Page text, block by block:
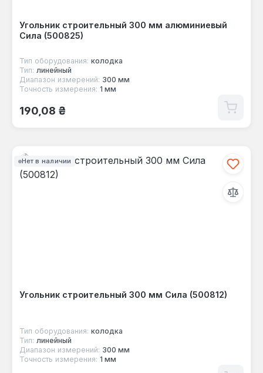
Угольник строительный 300 мм алюминиевый
Сила (500825)
Тип оборудования: колодка
Тип: линейный
Диапазон измерений: 300 мм
Точность измерения: 1 мм
Обычная цена:
190,08 ₴
Нет в наличии
Угольник строительный 300 мм Сила (500812)
Тип оборудования: колодка
Тип: линейный
Диапазон измерений: 300 мм
Точность измерения: 1 мм